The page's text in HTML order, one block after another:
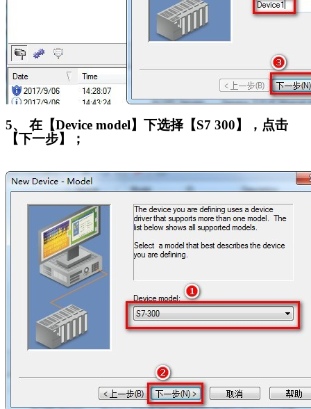
5、 在【Device model】下选择【S7 300】，点击
【下一步】；